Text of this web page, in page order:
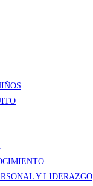
Y LIDERAZGO